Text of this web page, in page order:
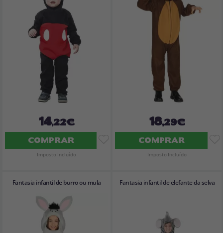
14,22€
COMPRAR
Imposto Incluído
18,29€
COMPRAR
Imposto Incluído
Fantasia infantil de burro ou mula Fantasia infantil de elefante da selva